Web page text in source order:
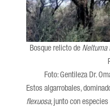
Bosque relicto de Neltuma
Foto: Gentileza Dr.
Estos algarrobales,
flexuosa, junto con especies